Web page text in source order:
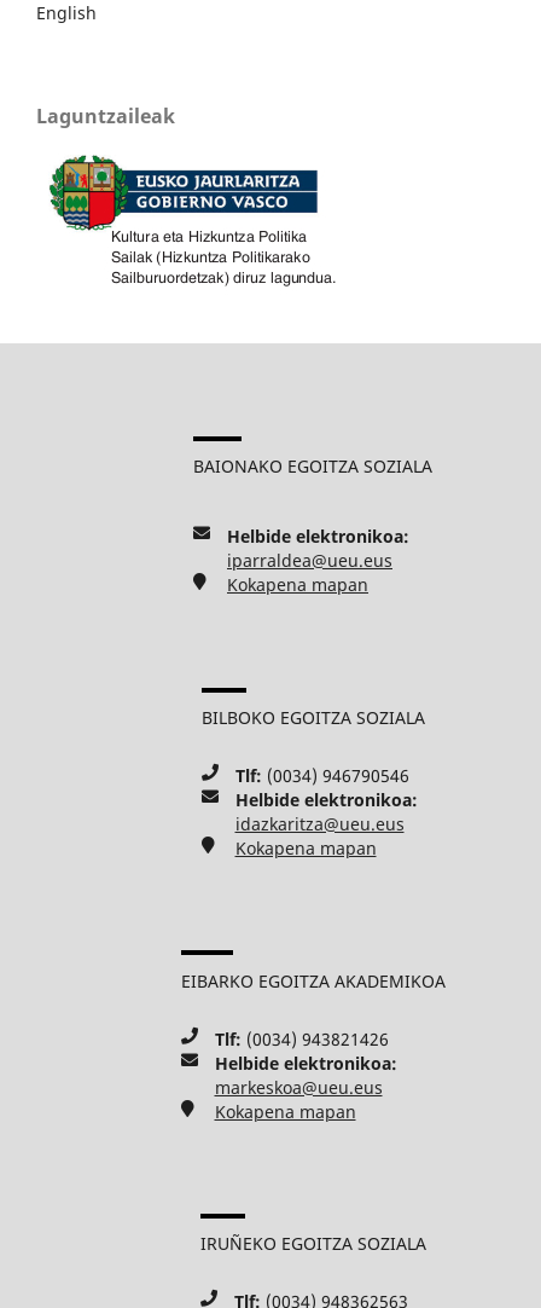
English
Laguntzaileak
BAIONAKO EGOITZA SOZIALA
Helbide elektronikoa:
iparraldea@ueu.eus
Kokapena mapan
BILBOKO EGOITZA SOZIALA
Tlf: (0034) 946790546
Helbide elektronikoa:
idazkaritza@ueu.eus
Kokapena mapan
EIBARKO EGOITZA AKADEMIKOA
Tlf: (0034) 943821426
Helbide elektronikoa:
markeskoa@ueu.eus
Kokapena mapan
IRUÑEKO EGOITZA SOZIALA
Tlf: (0034) 948362563